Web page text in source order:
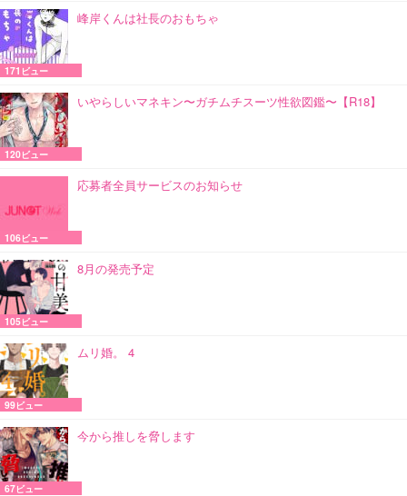
峰岸くんは社長のおもちゃ
171ビュー
いやらしいマネキン〜ガチムチスーツ性欲図鑑〜【R18】
120ビュー
応募者全員サービスのお知らせ
106ビュー
8月の発売予定
105ビュー
ムリ婚。 4
99ビュー
今から推しを脅します
67ビュー